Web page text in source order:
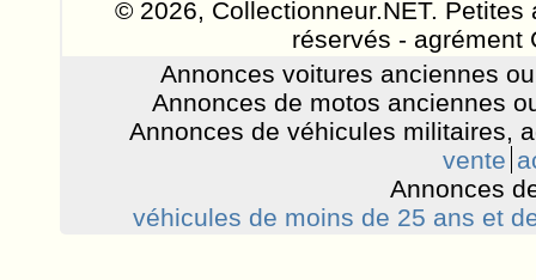
© 2026, Collectionneur.NET.
réservés - agrément
Annonces voitures anciennes
Annonces de motos anciennes
Annonces de véhicules militaires,
vente
Annonces
véhicules de moins de 25 ans et